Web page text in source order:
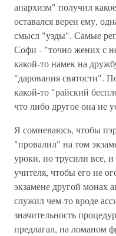
анархизм" получил
оставался верен ему,
смысл "узды". Самые
Софи - "точно жених с
какой-то намек на
"дарования святости".
какой-то "райский
что либо другое она не
Я сомневаюсь, чтобы
"провалил" на том
уроки, но трусили все, и
учителя, чтобы его не
экзамене другой монах
служил чем-то вроде
значительность
предлагал, на ломаном